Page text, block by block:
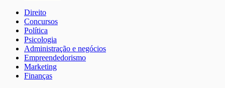
Direito
Concursos
Política
Psicologia
Administração e negócios
Empreendedorismo
Marketing
Finanças